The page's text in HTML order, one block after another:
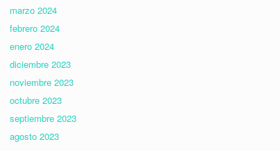
marzo 2024
febrero 2024
enero 2024
diciembre 2023
noviembre 2023
octubre 2023
septiembre 2023
agosto 2023